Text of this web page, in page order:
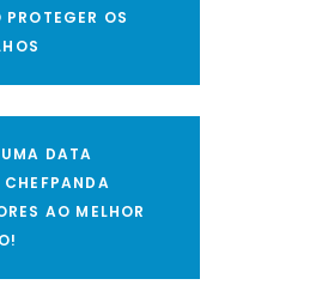
OS
DATA
AO MELHOR